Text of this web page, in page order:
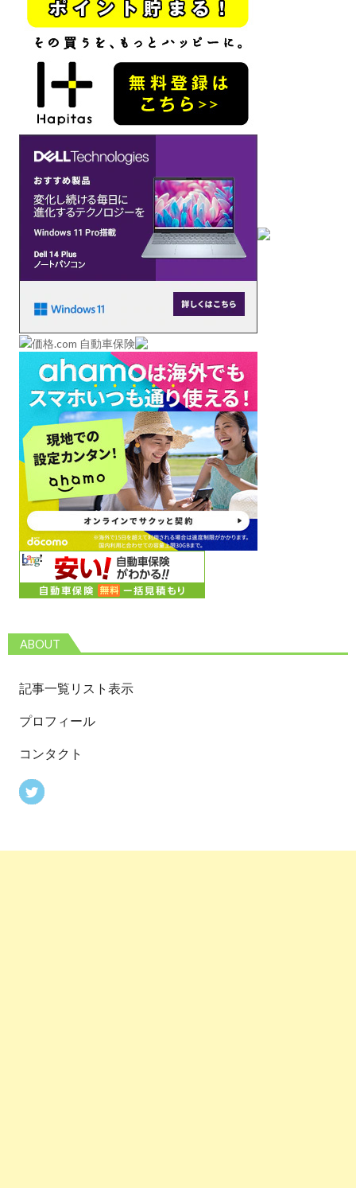
ABOUT
記事一覧リスト表示
プロフィール
コンタクト